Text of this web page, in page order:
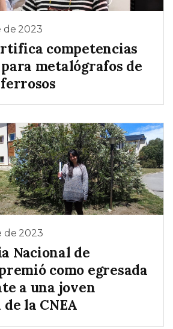
de 2023
competencias
metalógrafos de
de 2023
Nacional de
como egresada
a una joven
la CNEA